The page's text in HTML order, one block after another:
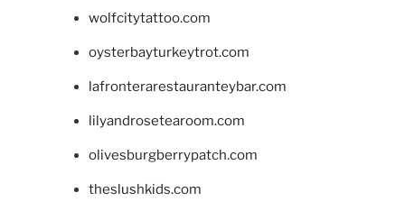
wolfcitytattoo.com
oysterbayturkeytrot.com
lafronterarestauranteybar.com
lilyandrosetearoom.com
olivesburgberrypatch.com
theslushkids.com